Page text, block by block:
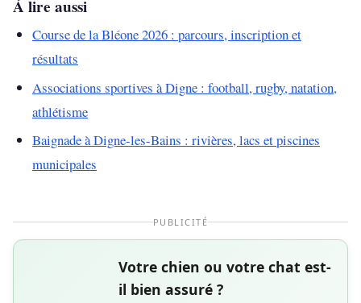
À lire aussi
Course de la Bléone 2026 : parcours, inscription et
résultats
Associations sportives à Digne : football, rugby, natation,
athlétisme
Baignade à Digne-les-Bains : rivières, lacs et piscines
municipales
PUBLICITÉ
Votre chien ou votre chat est-
il bien assuré ?